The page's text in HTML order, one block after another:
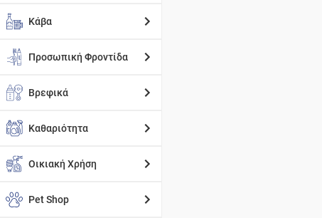
Κάβα
Προσωπική Φροντίδα
Βρεφικά
Καθαριότητα
Οικιακή Χρήση
Pet Shop